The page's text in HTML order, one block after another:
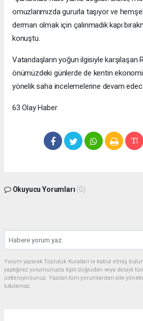
omuzlarımızda gururla taşıyor ve
derman olmak için çalınmadık kapı
konuştu.
Vatandaşların yoğun ilgisiyle karşılaşan
önümüzdeki günlerde de kentin
yönelik saha incelemelerine devam
63 Olay Haber
Okuyucu Yorumları (0)
Yorum yazarak Topluluk Kuralları’nı kabul etmiş
yaptığınız yorumunuzla ilgili doğrudan veya dolaylı
üstleniyorsunuz. Yazılan tüm yorumlardan site
tutulamaz.